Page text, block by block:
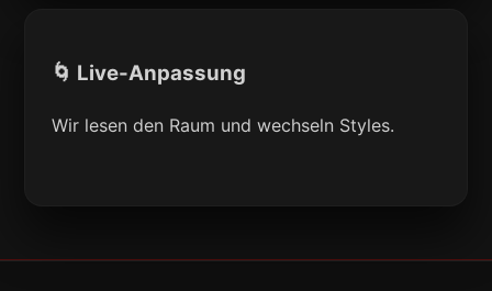
🌀 Live-Anpassung
Wir lesen den Raum und wechseln Styles.